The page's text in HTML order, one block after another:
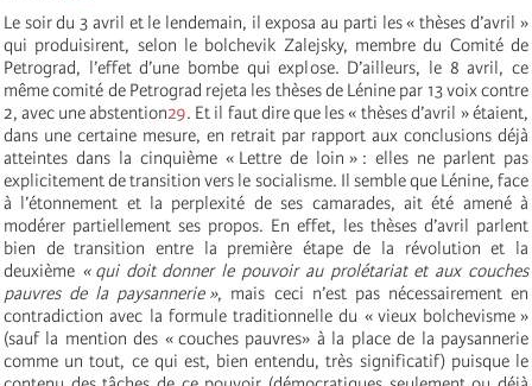
Le soir du 3 avril et le lendemain, il exposa au parti les « thèses d’avril »
qui produisirent, selon le bolchevik Zalejsky, membre du Comité de
Petrograd, l’effet d’une bombe qui explose. D’ailleurs, le 8 avril, ce
même comité de Petrograd rejeta les thèses de Lénine par 13 voix contre
2, avec une abstention29. Et il faut dire que les « thèses d’avril » étaient,
dans une certaine mesure, en retrait par rapport aux conclusions déjà
atteintes dans la cinquième « Lettre de loin » : elles ne parlent pas
explicitement de transition vers le socialisme. Il semble que Lénine, face
à l’étonnement et la perplexité de ses camarades, ait été amené à
modérer partiellement ses propos. En effet, les thèses d’avril parlent
bien de transition entre la première étape de la révolution et la
deuxième « qui doit donner le pouvoir au prolétariat et aux couches
pauvres de la paysannerie », mais ceci n’est pas nécessairement en
contradiction avec la formule traditionnelle du « vieux bolchevisme »
(sauf la mention des « couches pauvres» à la place de la paysannerie
comme un tout, ce qui est, bien entendu, très significatif) puisque le